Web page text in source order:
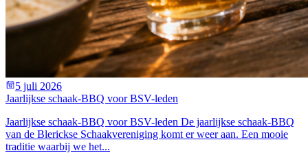
5 juli 2026
Jaarlijkse schaak-BBQ voor BSV-leden
Jaarlijkse schaak-BBQ voor BSV-leden De jaarlijkse schaak-BBQ
van de Blerickse Schaakvereniging komt er weer aan. Een mooie
traditie waarbij we het...